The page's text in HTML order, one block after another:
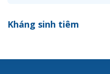
Ceftizoxim®
Kháng sinh tiêm